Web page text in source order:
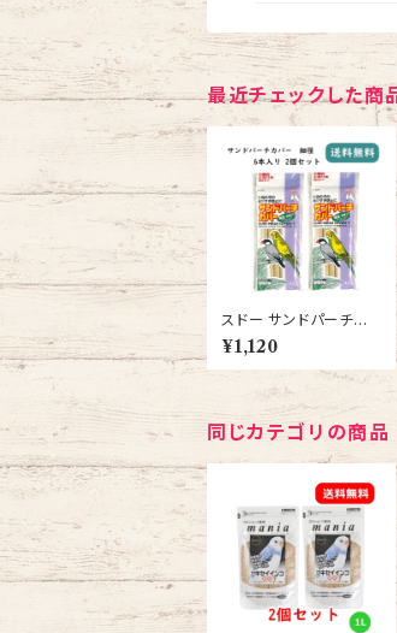
最近チェックした商
スドー サンドパーチカ
バー 細径 6本入 2個セ
ット インコ 文鳥 止まり
木 爪とぎ
¥1,120
同じカテゴリの商品